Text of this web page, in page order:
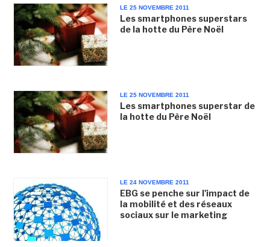
LE 25 NOVEMBRE 2011
Les smartphones superstars
de la hotte du Père Noël
LE 25 NOVEMBRE 2011
Les smartphones superstar de
la hotte du Père Noël
LE 24 NOVEMBRE 2011
EBG se penche sur l'impact de
la mobilité et des réseaux
sociaux sur le marketing